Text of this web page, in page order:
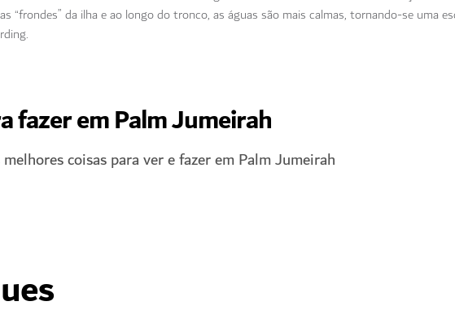
“frondes” da ilha e ao longo do tronco, as águas são mais calmas, tornando-se uma
fazer em Palm Jumeirah
coisas para ver e fazer em Palm Jumeirah